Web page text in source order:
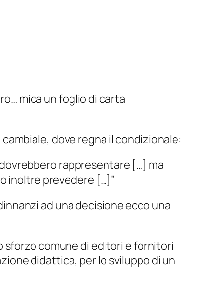
mica un foglio di carta
dove regna il condizionale:
rappresentare […] ma
inoltre prevedere […]”
ad una decisione ecco una
sforzo comune di editori e fornitori
didattica, per lo sviluppo di un